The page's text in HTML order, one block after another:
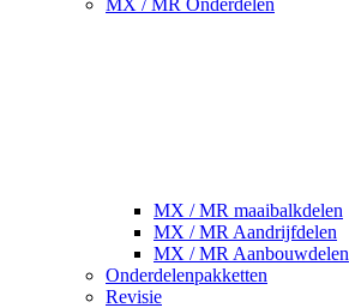
MX / MR Onderdelen
MX / MR maaibalkdelen
MX / MR Aandrijfdelen
MX / MR Aanbouwdelen
Onderdelenpakketten
Revisie